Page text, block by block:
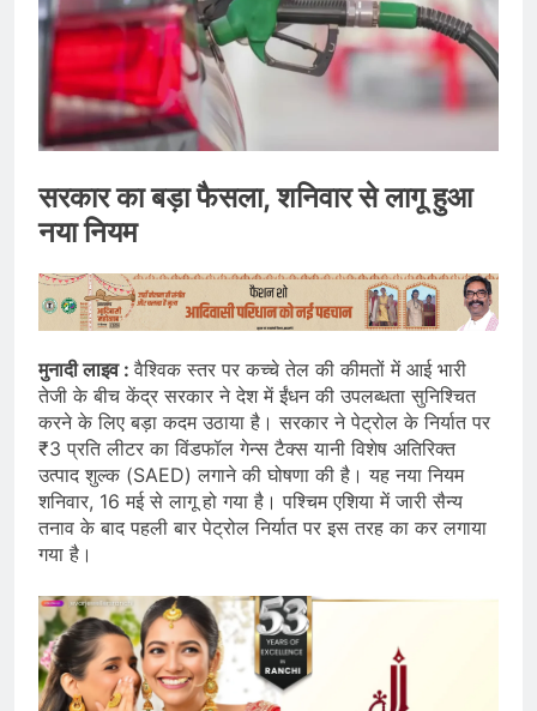
सरकार का बड़ा फैसला, शनिवार से लागू हुआ
नया नियम
मुनादी लाइव :वैश्विक स्तर पर कच्चे तेल की कीमतों में आई भारी
तेजी के बीच केंद्र सरकार ने देश में ईंधन की उपलब्धता सुनिश्चित
करने के लिए बड़ा कदम उठाया है। सरकार ने पेट्रोल के निर्यात पर
₹3 प्रति लीटर का विंडफॉल गेन्स टैक्स यानी विशेष अतिरिक्त
उत्पाद शुल्क (SAED) लगाने की घोषणा की है। यह नया नियम
शनिवार, 16 मई से लागू हो गया है। पश्चिम एशिया में जारी सैन्य
तनाव के बाद पहली बार पेट्रोल निर्यात पर इस तरह का कर लगाया
गया है।